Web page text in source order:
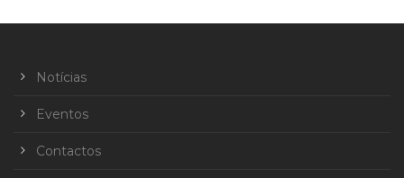
Notícias
Eventos
Contactos